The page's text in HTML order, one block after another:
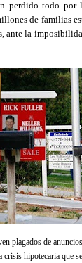
perdido todo por
de familias
ante la
plagados de
crisis hipotecaria que